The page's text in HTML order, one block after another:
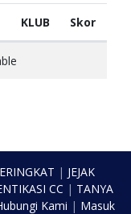
KLUB Skor
| JEJAK
CC | TANYA
Kami | Masuk